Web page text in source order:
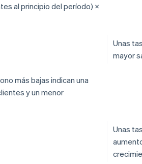
al principio del período) ×
Unas
mayor
más bajas indican una
y un menor
Unas